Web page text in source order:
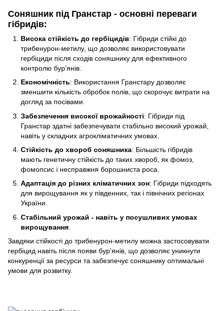
Соняшник під Гранстар - основні переваги
гібридів:
Висока стійкість до гербіцидів: Гібриди стійкі до
трибенурон-метилу, що дозволяє використовувати
гербіциди після сходів соняшнику для ефективного
контролю бур’янів.
Економічність: Використання Гранстару дозволяє
зменшити кількість обробок полів, що скорочує витрати на
догляд за посівами.
Забезпечення високої врожайності: Гібриди під
Гранстар здатні забезпечувати стабільно високий урожай,
навіть у складних агрокліматичних умовах.
Стійкість до хвороб соняшника: Більшість гібридів
мають генетичну стійкість до таких хвороб, як фомоз,
фомопсис і несправжня борошниста роса.
Адаптація до різних кліматичних зон: Гібриди підходять
для вирощування як у південних, так і північних регіонах
України.
Стабільний урожай - навіть у посушливих умовах
вирощування
Завдяки стійкості до трибенурон-метилу можна застосовувати
гербіцид навіть після появи бур'янів, що дозволяє уникнути
конкуренції за ресурси та забезпечує соняшнику оптимальні
умови для розвитку.